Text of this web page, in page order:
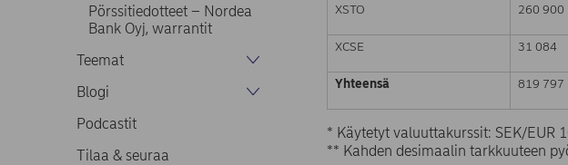
Pörssitiedotteet – Nordea
Bank Oyj, warrantit
Teemat
Blogi
Podcastit
Tilaa & seuraa
XSTO 260 900
XCSE 31 084
Yhteensä 819 797
* Käytetyt valuuttakurssit: SEK/EUR
** Kahden desimaalin tarkkuuteen